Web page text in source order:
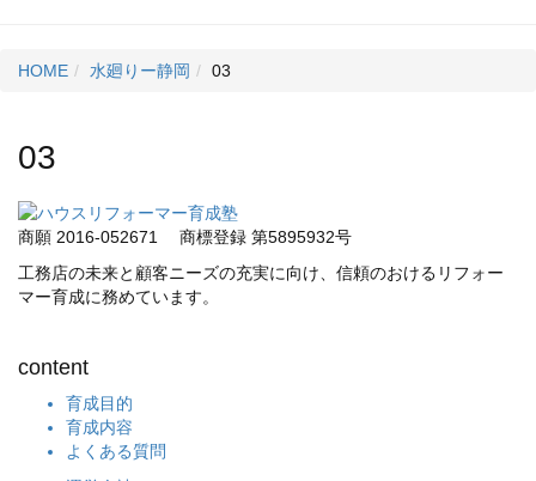
HOME 水廻りー静岡 03
03
商願 2016-052671
商標登録 第5895932号
工務店の未来と顧客ニーズの充実に向け、信頼のおけるリフォー
マー育成に務めています。
content
育成目的
育成内容
よくある質問